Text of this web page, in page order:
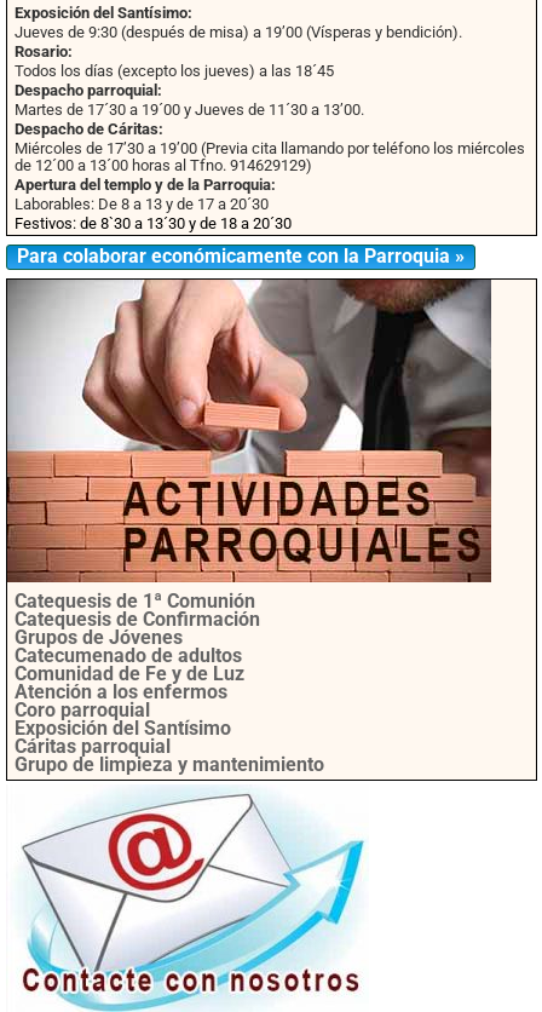
Exposición del Santísimo:
Jueves de 9:30 (después de misa) a 19’00 (Vísperas y bendición).
Rosario:
Todos los días (excepto los jueves) a las 18´45
Despacho parroquial:
Martes de 17´30 a 19´00 y Jueves de 11´30 a 13’00.
Despacho de Cáritas:
Miércoles de 17’30 a 19’00 (Previa cita llamando por teléfono los miércoles
de 12´00 a 13´00 horas al Tfno. 914629129)
Apertura del templo y de la Parroquia:
Laborables: De 8 a 13 y de 17 a 20´30
Festivos: de 8`30 a 13´30 y de 18 a 20´30
Para colaborar económicamente con la Parroquia »
Catequesis de 1ª Comunión
Catequesis de Confirmación
Grupos de Jóvenes
Catecumenado de adultos
Comunidad de Fe y de Luz
Atención a los enfermos
Coro parroquial
Exposición del Santísimo
Cáritas parroquial
Grupo de limpieza y mantenimiento